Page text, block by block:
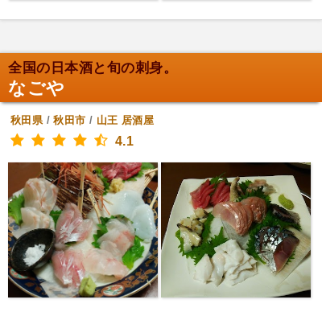
全国の日本酒と旬の刺身。
なごや
秋田県/秋田市 / 山王 居酒屋
4.1